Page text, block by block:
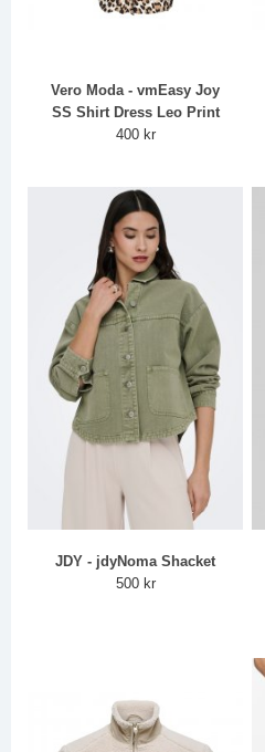
Vero Moda - vmEasy Joy
SS Shirt Dress Leo Print
400 kr
JDY - jdyNoma Shacket
500 kr